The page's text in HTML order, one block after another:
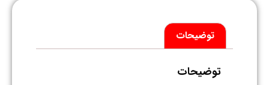
توضیحات
توضیحات